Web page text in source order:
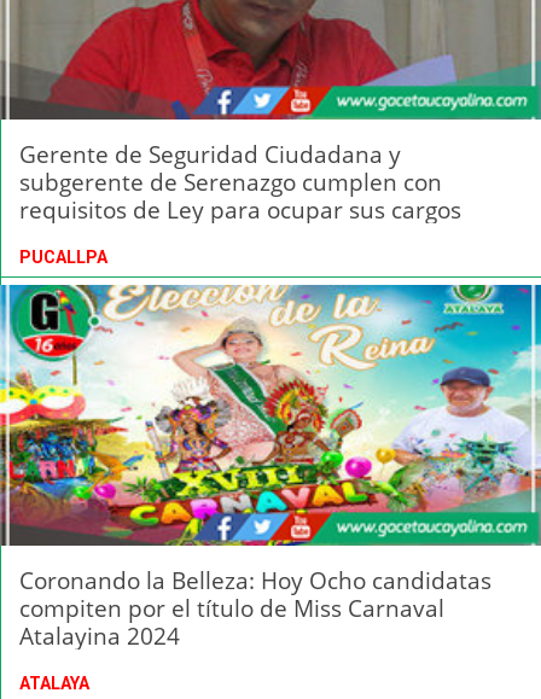
Gerente de Seguridad Ciudadana y
subgerente de Serenazgo cumplen con
requisitos de Ley para ocupar sus cargos
PUCALLPA
Coronando la Belleza: Hoy Ocho candidatas
compiten por el título de Miss Carnaval
Atalayina 2024
ATALAYA